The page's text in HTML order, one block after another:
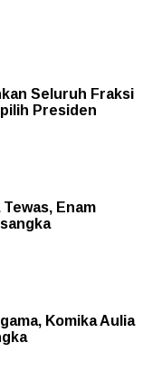
Seluruh Fraksi
Presiden
Enam
Komika Aulia